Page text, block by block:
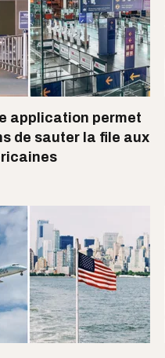
application permet
de sauter la file aux